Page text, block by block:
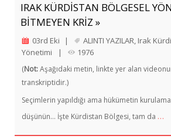
IRAK KÜRDİSTAN BÖLGESEL
BİTMEYEN KRİZ »
03rd Eki | ALINTI YAZILAR, Irak
Yönetimi
| 1976
(Not:Aşağıdaki metin, linkte yer alan
transkriptidir.)
Seçimlerin yapıldığı ama hükümetin
düşünün… İşte Kürdistan Bölgesi, tam da …